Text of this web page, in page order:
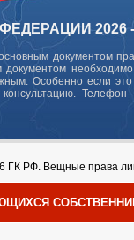
2026 -
документом
Особенно если
ГК РФ. Вещные права